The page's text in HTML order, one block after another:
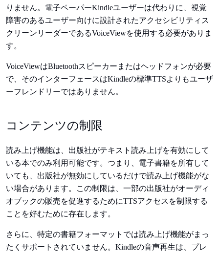
りません。電子ペーパーKindleユーザーは代わりに、視覚
障害のあるユーザー向けに設計されたアクセシビリティス
クリーンリーダーであるVoiceViewを使用する必要がありま
す。
VoiceViewはBluetoothスピーカーまたはヘッドフォンが必要
で、そのインターフェースはKindleの標準TTSよりもユーザ
ーフレンドリーではありません。
コンテンツの制限
読み上げ機能は、出版社がテキスト読み上げを有効にして
いる本でのみ利用可能です。つまり、電子書籍を所有して
いても、出版社が無効にしているだけで読み上げ機能がな
い場合があります。この制限は、一部の出版社がオーディ
オブックの販売を促進するためにTTSアクセスを制限する
ことを好むために存在します。
さらに、特定の書籍フォーマットでは読み上げ機能がまっ
たくサポートされていません。Kindleの音声再生は、プレ